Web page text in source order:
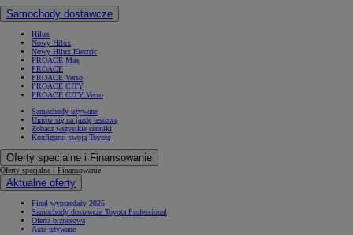
Samochody dostawcze
Hilux
Nowy Hilux
Nowy Hilux Electric
PROACE Max
PROACE
PROACE Verso
PROACE CITY
PROACE CITY Verso
Samochody używane
Umów się na jazdę testową
Zobacz wszystkie cenniki
Konfiguruj swoją Toyotę
Oferty specjalne i Finansowanie
Oferty specjalne i Finansowanie
Aktualne oferty
Finał wyprzedaży 2025
Samochody dostawcze Toyota Professional
Oferta biznesowa
Auta używane